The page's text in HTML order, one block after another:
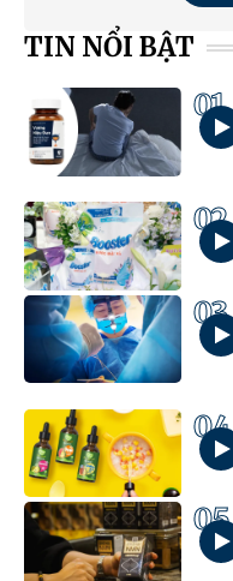
TIN NỔI BẬT
01
02
03
04
05